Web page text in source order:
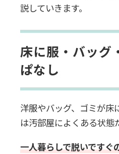
気持ちが休まらない
ご近所トラブルに
一人暮らしの汚部
自分で片付ける
説していきます。
床に服・バッグ
ぱなし
洋服やバッグ、ゴミが床
は汚部屋によくある状態
一人暮らしで脱いですぐ